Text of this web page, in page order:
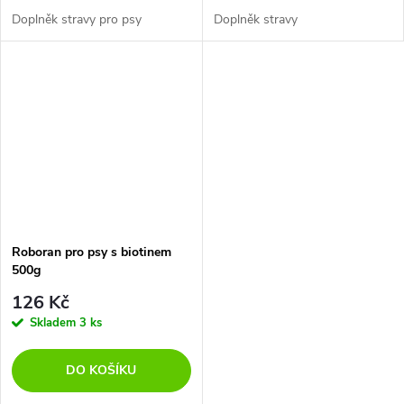
Doplněk stravy pro psy Doplněk stravy
Roboran pro psy s biotinem
500g
126 Kč
Skladem 3 ks
DO KOŠÍKU